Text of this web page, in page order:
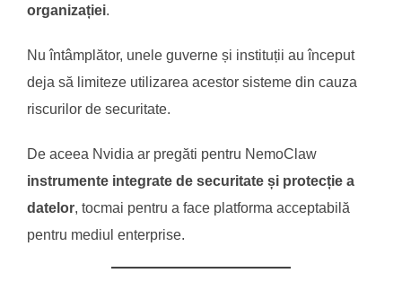
organizației.
Nu întâmplător, unele guverne și instituții au început
deja să limiteze utilizarea acestor sisteme din cauza
riscurilor de securitate.
De aceea Nvidia ar pregăti pentru NemoClaw
instrumente integrate de securitate și protecție a
datelor, tocmai pentru a face platforma acceptabilă
pentru mediul enterprise.